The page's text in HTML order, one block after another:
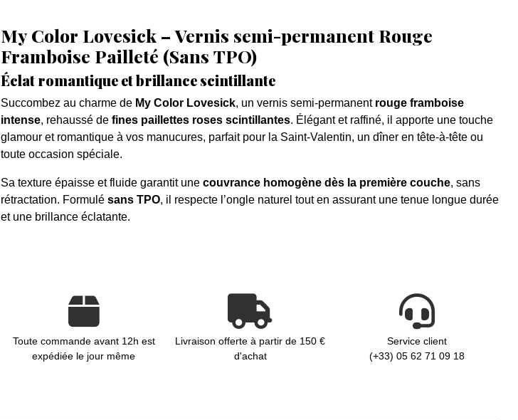
My Color Lovesick – Vernis semi-permanent Rouge
Framboise Pailleté (Sans TPO)
Éclat romantique et brillance scintillante
Succombez au charme de My Color Lovesick, un vernis semi-permanent rouge framboise
intense, rehaussé de fines paillettes roses scintillantes. Élégant et raffiné, il apporte une touche
glamour et romantique à vos manucures, parfait pour la Saint-Valentin, un dîner en tête-à-tête ou
toute occasion spéciale.
Sa texture épaisse et fluide garantit une couvrance homogène dès la première couche, sans
rétractation. Formulé sans TPO, il respecte l’ongle naturel tout en assurant une tenue longue durée
et une brillance éclatante.
Toute commande avant 12h est
expédiée le jour même
Livraison offerte à partir de 150 €
d'achat
Service client
(+33) 05 62 71 09 18